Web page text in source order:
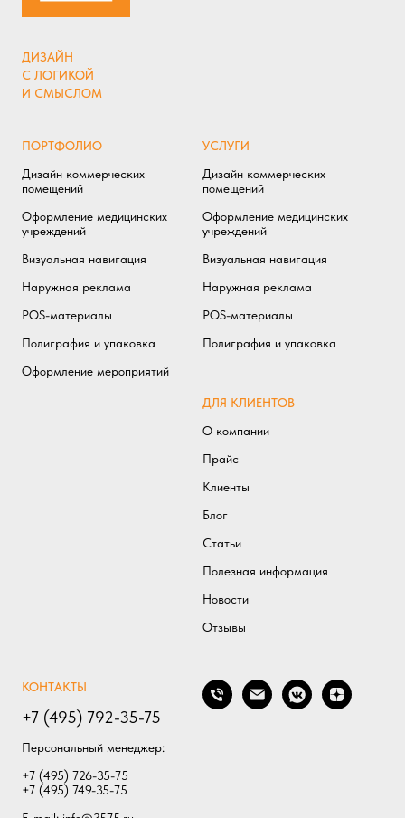
ДИЗАЙН
С ЛОГИКОЙ
И СМЫСЛОМ
ПОРТФОЛИО
Дизайн коммерческих
помещений
Оформление медицинских
учреждений
Визуальная навигация
Наружная реклама
POS-материалы
Полиграфия и упаковка
Оформление мероприятий
УСЛУГИ
Дизайн коммерческих
помещений
Оформление медицинских
учреждений
Визуальная навигация
Наружная реклама
POS-материалы
Полиграфия и упаковка
ДЛЯ КЛИЕНТОВ
О компании
Прайс
Клиенты
Блог
Статьи
Полезная информация
Новости
Отзывы
КОНТАКТЫ
+7 (495) 792-35-75
Персональный менеджер:
+7 (495) 726-35-75
+7 (495) 749-35-75